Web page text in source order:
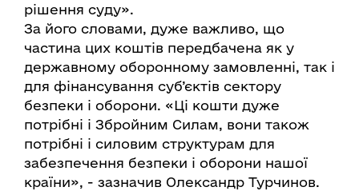
рішення суду».
За його словами, дуже важливо, що
частина цих коштів передбачена як у
державному оборонному замовленні, так і
для фінансування суб’єктів сектору
безпеки і оборони. «Ці кошти дуже
потрібні і Збройним Силам, вони також
потрібні і силовим структурам для
забезпечення безпеки і оборони нашої
країни», - зазначив Олександр Турчинов.